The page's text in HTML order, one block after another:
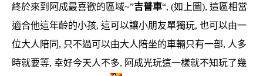
終於來到阿成最喜歡的區域~”吉普車“, (如上圖), 這區相當
適合他這年齡的小孩, 這可以讓小朋友單獨玩, 也可以由一
位大人陪同, 只不過可以由大人陪坐的車輛只有一部, 人多
時就要等, 幸好今天人不多, 阿成光玩這一樣就不知玩了幾